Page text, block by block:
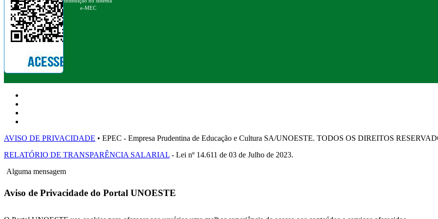
e-MEC
AVISO DE PRIVACIDADE • EPEC - Empresa Prudentina de Educação e Cultura SA/UNOESTE. TODOS OS DIREITOS
RELATÓRIO DE TRANSPARÊNCIA SALARIAL - Lei nº 14.611 de 03 de Julho de 2023.
Alguma mensagem
Aviso de Privacidade do Portal UNOESTE